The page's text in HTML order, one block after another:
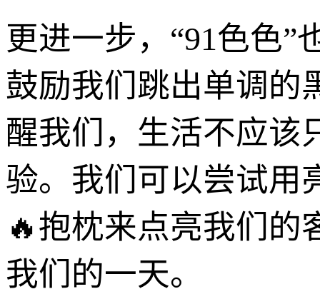
更进一步，“91色色
鼓励我们跳出单调的
醒我们，生活不应该
验。我们可以尝试用
🔥抱枕来点亮我们的
我们的一天。